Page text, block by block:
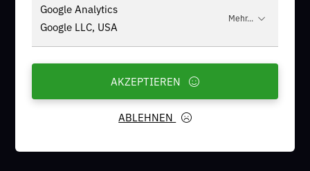
Google Analytics
Google LLC, USA
Mehr...
ABLEHNEN
AKZEPTIEREN